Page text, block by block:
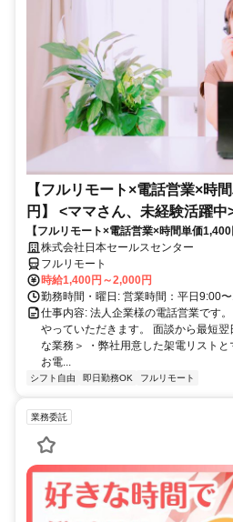
【フルリモート×電話営業×時
円】 <ママさん、未経験活躍
で家庭と仕事の両立を実現
【フルリモート×電話営業×時間単価
あり】 ＜ママさん、未経験活躍中＞ 完全
両立を実現
株式会社日本セールスセンター
フルリモート
時給1,400円～2,000円
勤務時間・曜日: 営業時間：平日9:00
仕事内容: 法人企業様の電話営業です
やっていただきます。 面談から最短
な業務＞ ・弊社用意した架電リスト
お電...
シフト自由 即日勤務OK フルリモート
業務委託